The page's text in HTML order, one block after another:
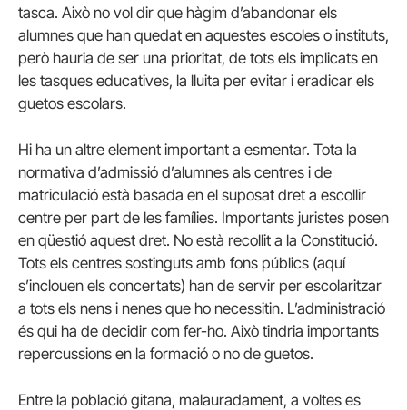
tasca. Això no vol dir que hàgim d’abandonar els
alumnes que han quedat en aquestes escoles o instituts,
però hauria de ser una prioritat, de tots els implicats en
les tasques educatives, la lluita per evitar i eradicar els
guetos escolars.
Hi ha un altre element important a esmentar. Tota la
normativa d’admissió d’alumnes als centres i de
matriculació està basada en el suposat dret a escollir
centre per part de les famílies. Importants juristes posen
en qüestió aquest dret. No està recollit a la Constitució.
Tots els centres sostinguts amb fons públics (aquí
s’inclouen els concertats) han de servir per escolaritzar
a tots els nens i nenes que ho necessitin. L’administració
és qui ha de decidir com fer-ho. Això tindria importants
repercussions en la formació o no de guetos.
Entre la població gitana, malauradament, a voltes es